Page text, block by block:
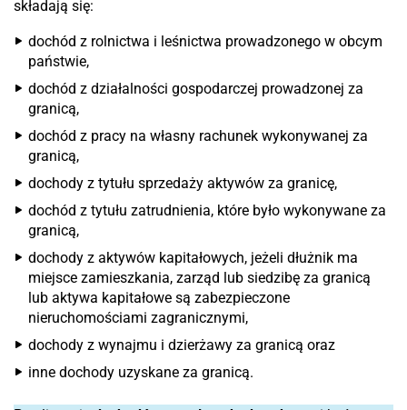
składają się:
dochód z rolnictwa i leśnictwa prowadzonego w obcym
państwie,
dochód z działalności gospodarczej prowadzonej za
granicą,
dochód z pracy na własny rachunek wykonywanej za
granicą,
dochody z tytułu sprzedaży aktywów za granicę,
dochód z tytułu zatrudnienia, które było wykonywane za
granicą,
dochody z aktywów kapitałowych, jeżeli dłużnik ma
miejsce zamieszkania, zarząd lub siedzibę za granicą
lub aktywa kapitałowe są zabezpieczone
nieruchomościami zagranicznymi,
dochody z wynajmu i dzierżawy za granicą oraz
inne dochody uzyskane za granicą.